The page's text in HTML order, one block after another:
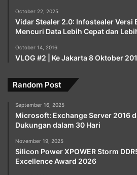
October 22, 2025
Vidar Stealer 2.0: Infostealer Versi
Mencuri Data Lebih Cepat dan
October 14, 2016
VLOG #2 | Ke Jakarta 8 Oktober
Random Post
September 16, 2025
Microsoft: Exchange Server 2016
Dukungan dalam 30 Hari
November 19, 2025
Silicon Power XPOWER Storm
Excellence Award 2026